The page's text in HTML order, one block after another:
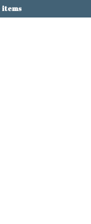
items